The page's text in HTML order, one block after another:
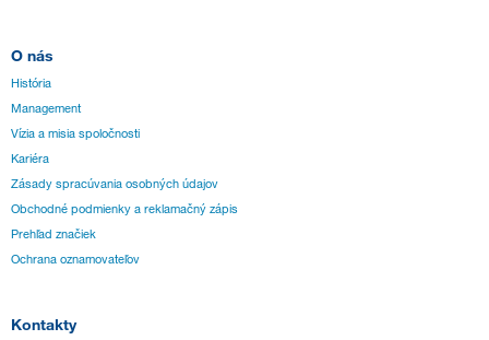
O nás
História
Management
Vízia a misia spoločnosti
Kariéra
Zásady spracúvania osobných údajov
Obchodné podmienky a reklamačný zápis
Prehľad značiek
Ochrana oznamovateľov
Kontakty